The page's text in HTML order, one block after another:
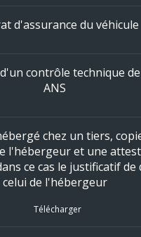
d'assurance du véhicule
contrôle technique
ANS
chez un tiers,
l'hébergeur et une
ce cas le justificatif de
celui de l'hébergeur
Télécharger